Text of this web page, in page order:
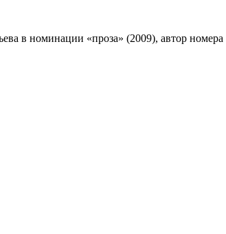
в номинации «проза» (2009), автор